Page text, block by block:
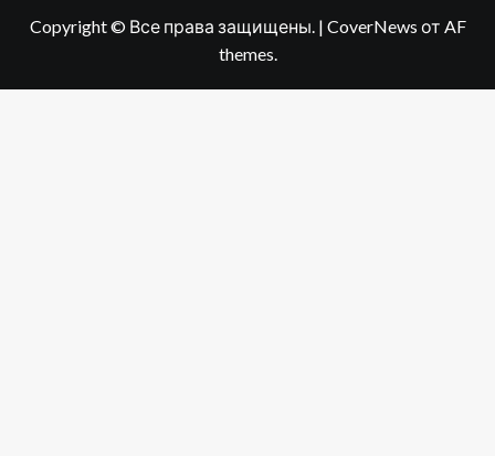
Copyright © Все права защищены. | CoverNews от AF
themes.